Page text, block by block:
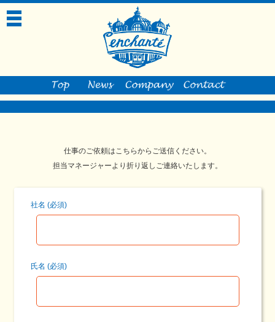
toggle
仕事のご依頼はこちらからご送信ください。
担当マネージャーより折り返しご連絡いたします。
社名 (必須)
氏名 (必須)